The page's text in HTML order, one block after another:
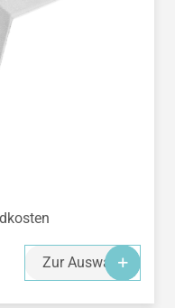
Zur Auswahl